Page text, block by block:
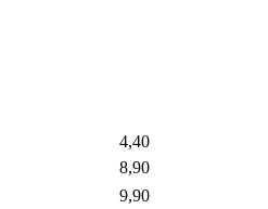
4,40
8,90
9,90